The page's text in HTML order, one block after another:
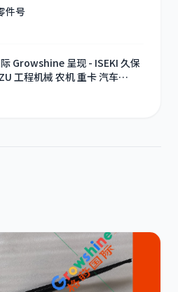
件号
Growshine 呈现 - ISEKI 久保
工程机械 农机 重卡 汽车
量现货供应